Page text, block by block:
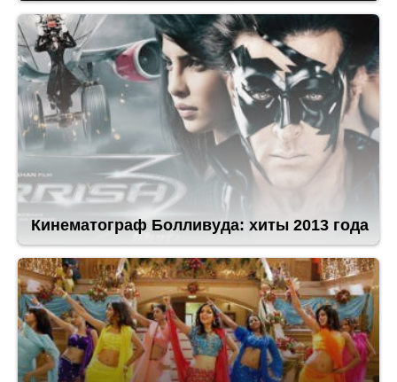
Кинематограф Болливуда: хиты 2013 года